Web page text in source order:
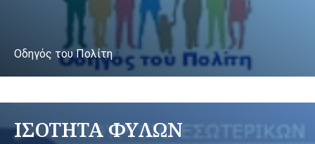
Οδηγός του Πολίτη
ΙΣΟΤΗΤΑ ΦΥΛΩΝ